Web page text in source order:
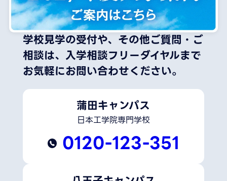
学校見学の受付や、その他ご質問・ご
相談は、 入学相談フリーダイヤルまで
お気軽にお問い合わせください。
蒲田キャンパス
日本工学院専門学校
0120-123-351